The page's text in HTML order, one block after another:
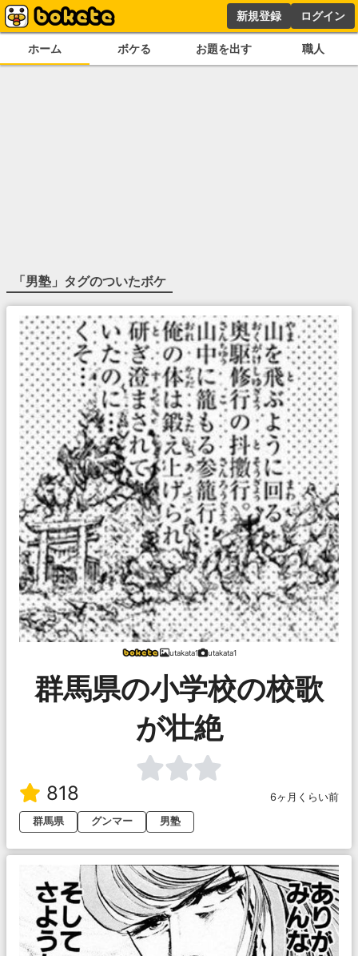
新規登録 ログイン
ホーム ボケる お題を出す 職人
「男塾 」タグのついたボケ
utakata1 utakata1
群馬県の小学校の校歌
が壮絶
818
6ヶ月くらい前
群馬県
グンマー 男塾